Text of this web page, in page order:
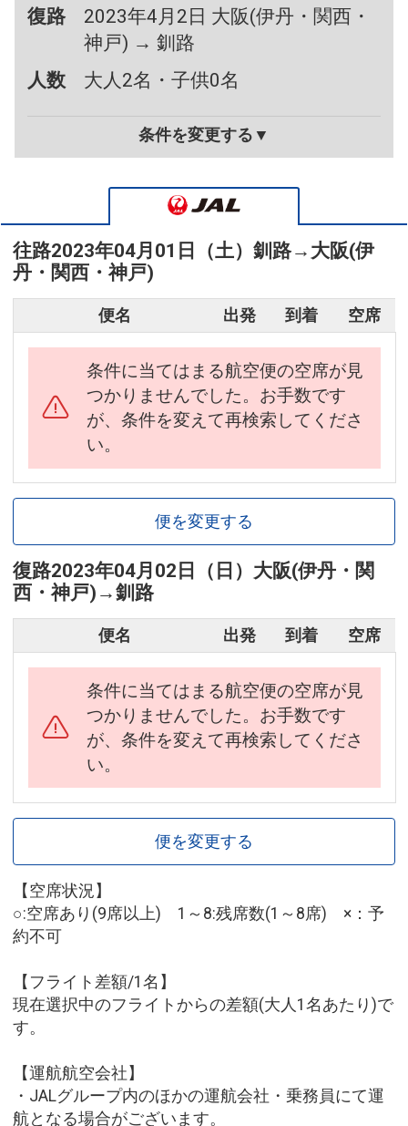
復路
2023年4月2日 大阪(伊丹・関西・
神戸) → 釧路
人数
大人2名・子供0名
条件を変更する▼
往路2023年04月01日（土） 釧路→ 大阪(伊
丹・関西・神戸)
便名 出発 到着 空席
条件に当てはまる航空便の空席が見
つかりませんでした。お手数です
が、条件を変えて再検索してくださ
い。
便を変更する
復路2023年04月02日（日） 大阪(伊丹・関
西・神戸) →釧路
便名 出発 到着 空席
条件に当てはまる航空便の空席が見
つかりませんでした。お手数です
が、条件を変えて再検索してくださ
い。
便を変更する
【空席状況】
○:空席あり(9席以上) 1～8:残席数(1～8席) ×：予
約不可
【フライト差額/1名】
現在選択中のフライトからの差額(大人1名あたり)で
す。
【運航航空会社】
・JALグループ内のほかの運航会社・乗務員にて運
航となる場合がございます。